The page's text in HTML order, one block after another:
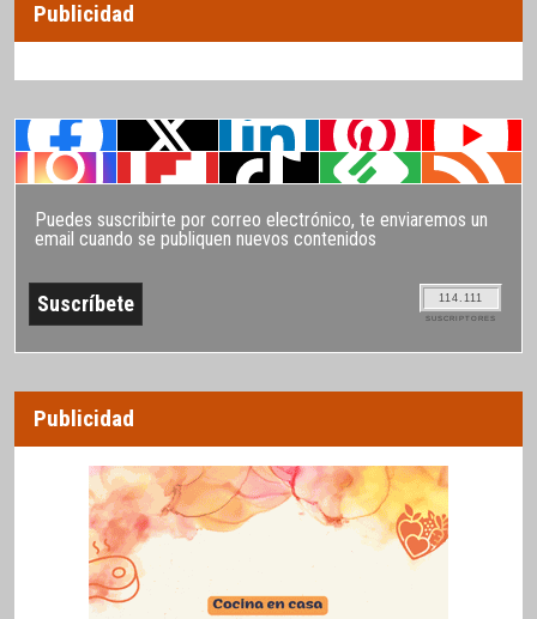
Publicidad
Puedes suscribirte por correo electrónico, te enviaremos un
email cuando se publiquen nuevos contenidos
114.111
SUSCRIPTORES
Publicidad